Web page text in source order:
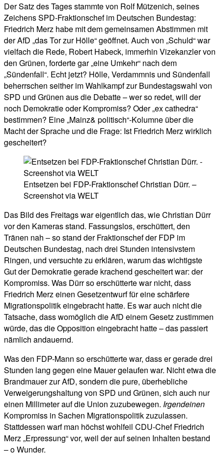
Der Satz des Tages stammte von Rolf Mützenich, seines
Zeichens SPD-Fraktionschef im Deutschen Bundestag:
Friedrich Merz habe mit dem gemeinsamen Abstimmen mit
der AfD „das Tor zur Hölle“ geöffnet. Auch von „Schuld“ war
vielfach die Rede, Robert Habeck, immerhin Vizekanzler von
den Grünen, forderte gar „eine Umkehr“ nach dem
„Sündenfall“. Echt jetzt? Hölle, Verdammnis und Sündenfall
beherrschen seither im Wahlkampf zur Bundestagswahl von
SPD und Grünen aus die Debatte – wer so redet, will der
noch Demokratie oder Kompromiss? Oder „ex cathedra“
bestimmen? Eine „Mainz& politisch“-Kolumne über die
Macht der Sprache und die Frage: Ist Friedrich Merz wirklich
gescheitert?
Entsetzen bei FDP-Fraktionschef Christian Dürr. –
Screenshot via WELT
Das Bild des Freitags war eigentlich das, wie Christian Dürr
vor den Kameras stand. Fassungslos, erschüttert, den
Tränen nah – so stand der Fraktionschef der FDP im
Deutschen Bundestag, nach drei Stunden intensivstem
Ringen, und versuchte zu erklären, warum das wichtigste
Gut der Demokratie gerade krachend gescheitert war: der
Kompromiss. Was Dürr so erschütterte war nicht, dass
Friedrich Merz einen Gesetzentwurf für eine schärfere
Migrationspolitik eingebracht hatte. Es war auch nicht die
Tatsache, dass womöglich die AfD einem Gesetz zustimmen
würde, das die Opposition eingebracht hatte – das passiert
nämlich andauernd.
Was den FDP-Mann so erschütterte war, dass er gerade drei
Stunden lang gegen eine Mauer gelaufen war. Nicht etwa die
Brandmauer zur AfD, sondern die pure, überhebliche
Verweigerungshaltung von SPD und Grünen, sich auch nur
einen Millimeter auf die Union zuzubewegen. Irgendeinen
Kompromiss in Sachen Migrationspolitik zuzulassen.
Stattdessen warf man höchst wohlfeil CDU-Chef Friedrich
Merz „Erpressung“ vor, weil der auf seinen Inhalten bestand
– o Wunder.